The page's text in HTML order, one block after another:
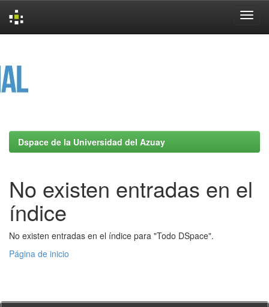
Dspace de la Universidad del Azuay
No existen entradas en el
índice
No existen entradas en el índice para "Todo DSpace".
Página de inicio